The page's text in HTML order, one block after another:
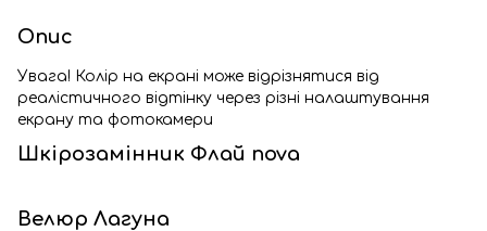
Опис
Увага! Колір на екрані може відрізнятися від
реалістичного відтінку через різні налаштування
екрану та фотокамери
Шкірозамінник Флай nova
Велюр Лагуна